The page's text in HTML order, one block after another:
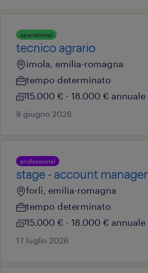
operational
tecnico agrario
imola, emilia-romagna
tempo determinato
15.000 € - 18.000 € annuale
8 giugno 2026
professional
stage - account manager
forlì, emilia-romagna
tempo determinato
15.000 € - 18.000 € annuale
17 luglio 2026